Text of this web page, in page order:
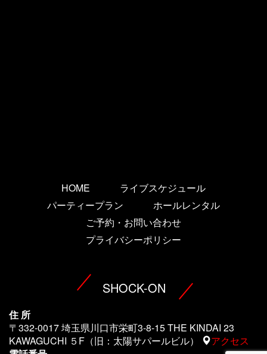
HOME
ライブスケジュール
パーティープラン
ホールレンタル
ご予約・お問い合わせ
プライバシーポリシー
SHOCK-ON
住 所
〒332-0017 埼玉県川口市栄町3-8-15 THE KINDAI 23
KAWAGUCHI ５F（旧：太陽サパールビル）
アクセス